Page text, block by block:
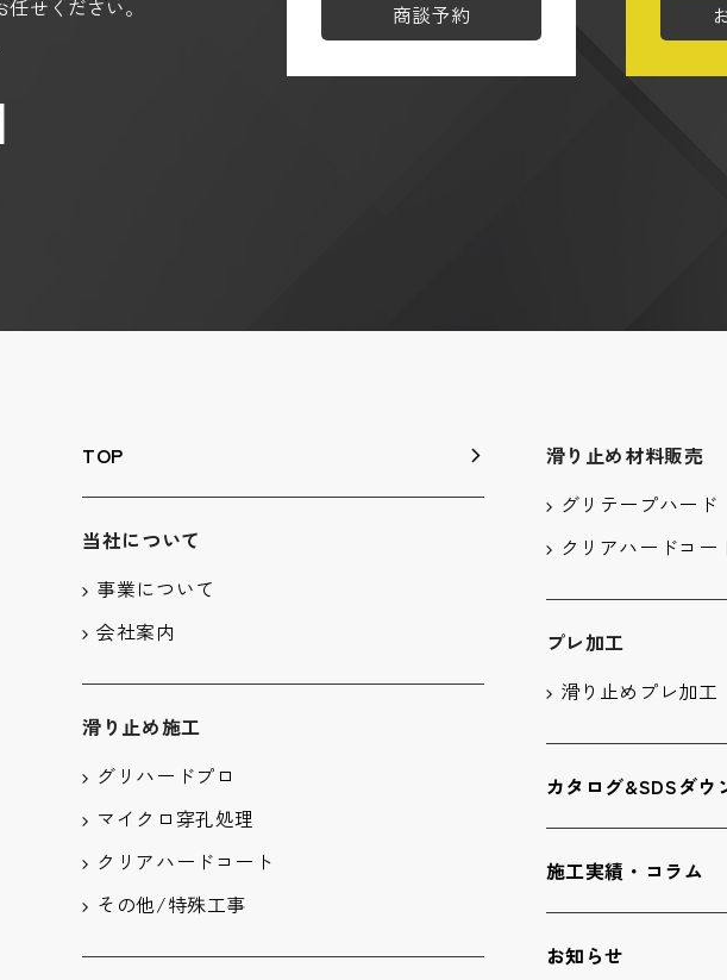
せください。
商談予約
TOP
当社について
事業について
会社案内
滑り止め施工
グリハードプロ
マイクロ穿孔処理
クリアハードコート
その他/特殊工事
滑り止め材料販売
グリテープハード
クリアハードコ
プレ加工
滑り止めプレ加工
カタログ&SDSダウ
施工実績・コラム
お知らせ